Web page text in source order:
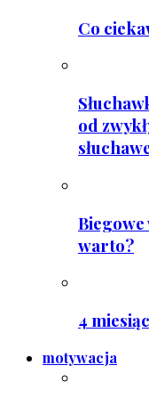
Co
od
warto?
4
motywacja